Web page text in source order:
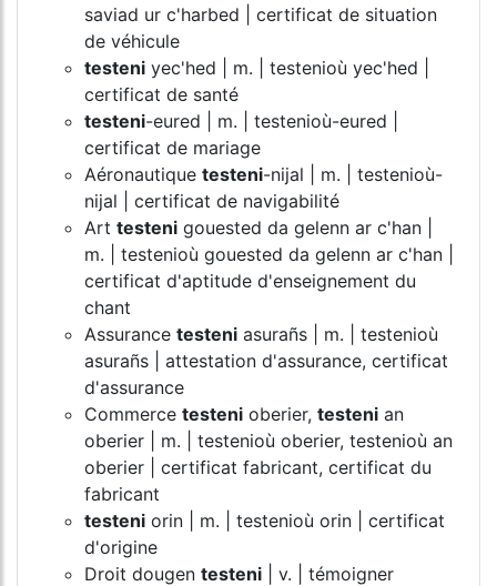
saviad ur c'harbed | certificat de situation
de véhicule
testeni yec'hed | m. | testenioù yec'hed |
certificat de santé
testeni-eured | m. | testenioù-eured |
certificat de mariage
Aéronautique testeni-nijal | m. | testenioù-
nijal | certificat de navigabilité
Art testeni gouested da gelenn ar c'han |
m. | testenioù gouested da gelenn ar c'han |
certificat d'aptitude d'enseignement du
chant
Assurance testeni asurañs | m. | testenioù
asurañs | attestation d'assurance, certificat
d'assurance
Commerce testeni oberier, testeni an
oberier | m. | testenioù oberier, testenioù an
oberier | certificat fabricant, certificat du
fabricant
testeni orin | m. | testenioù orin | certificat
d'origine
Droit dougen testeni | v. | témoigner